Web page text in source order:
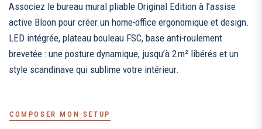
Associez le bureau mural pliable Original Edition à l’assise
active Bloon pour créer un home‑office ergonomique et design.
LED intégrée, plateau bouleau FSC, base anti‑roulement
brevetée : une posture dynamique, jusqu’à 2 m² libérés et un
style scandinave qui sublime votre intérieur.
COMPOSER MON SETUP